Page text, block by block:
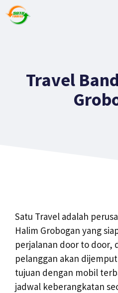
Travel
Satu Travel adalah
Halim Grobogan yang
perjalanan door to door,
pelanggan akan
tujuan dengan mobil
jadwal keberangkatan